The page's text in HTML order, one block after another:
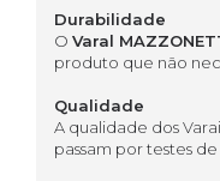
Durabilidade
O Varal
produto que não
Qualidade
A qualidade dos
passam por testes